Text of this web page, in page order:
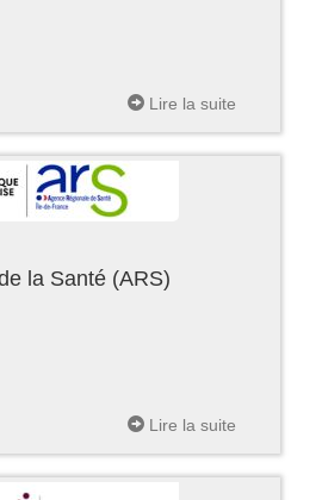
Lire la suite
la Santé (ARS)
Lire la suite